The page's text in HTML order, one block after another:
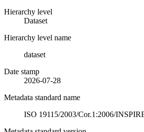
Hierarchy level
Dataset
Hierarchy level name
dataset
Date stamp
2026-07-28
Metadata standard name
ISO 19115/2003/Cor.1:2006/